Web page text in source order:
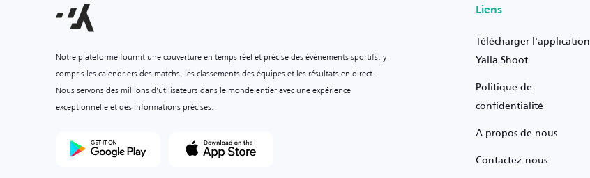
Notre plateforme fournit une couverture en temps réel et précise des événements sportifs, y
compris les calendriers des matchs, les classements des équipes et les résultats en direct.
Nous servons des millions d'utilisateurs dans le monde entier avec une expérience
exceptionnelle et des informations précises.
Liens
Télécharger l'application
Yalla Shoot
Politique de
confidentialité
À propos de nous
Contactez-nous